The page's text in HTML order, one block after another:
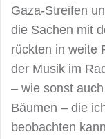
Gaza-Streifen
die Sachen mit
rückten in weite
der Musik im
– wie sonst
Bäumen – die
beobachten